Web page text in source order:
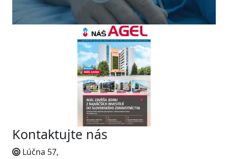
Kontaktujte nás
Lúčna 57,